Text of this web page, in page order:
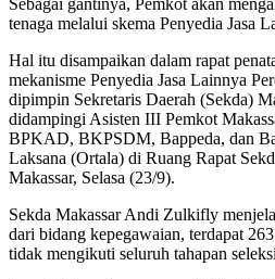
tenaga melalui skema Penyedia Jasa
Hal itu disampaikan dalam rapat
mekanisme Penyedia Jasa Lainnya
dipimpin Sekretaris Daerah (Sekda)
didampingi Asisten III Pemkot
BPKAD, BKPSDM, Bappeda, dan
Laksana (Ortala) di Ruang Rapat
Makassar, Selasa (23/9).
Sekda Makassar Andi Zulkifly
dari bidang kepegawaian, terdapat
tidak mengikuti seluruh tahapan